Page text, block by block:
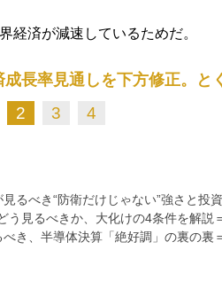
経済が減速しているためだ。
成長率見通しを下方修正。と
2 3 4
るべき“防衛だけじゃない”強さと投
う見るべきか、大化けの4条件を解説
き、半導体決算「絶好調」の裏の裏